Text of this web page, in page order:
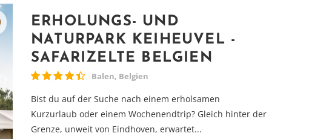
ERHOLUNGS- UND
NATURPARK KEIHEUVEL -
SAFARIZELTE BELGIEN
Balen, Belgien
Bist du auf der Suche nach einem erholsamen
Kurzurlaub oder einem Wochenendtrip? Gleich hinter der
Grenze, unweit von Eindhoven, erwartet...